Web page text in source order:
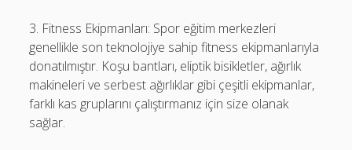
3. Fitness Ekipmanları: Spor eğitim merkezleri
genellikle son teknolojiye sahip fitness ekipmanlarıyla
donatılmıştır. Koşu bantları, eliptik bisikletler, ağırlık
makineleri ve serbest ağırlıklar gibi çeşitli ekipmanlar,
farklı kas gruplarını çalıştırmanız için size olanak
sağlar.